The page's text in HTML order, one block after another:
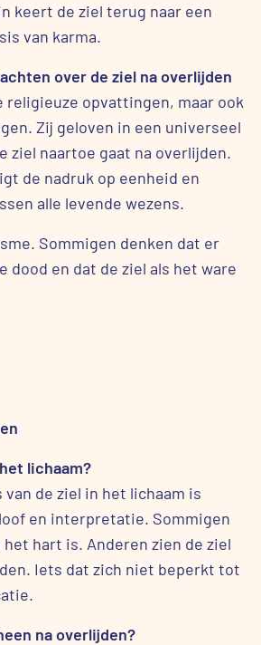
keert de ziel terug naar een
van karma.
over de ziel na overlijden
opvattingen, maar ook
Zij geloven in een universeel
ziel naartoe gaat na overlijden.
de nadruk op eenheid en
alle levende wezens.
Sommigen denken dat er
dood en dat de ziel als het ware
lichaam?
van de ziel in het lichaam is
en interpretatie. Sommigen
hart is. Anderen zien de ziel
Iets dat zich niet beperkt tot
na overlijden?